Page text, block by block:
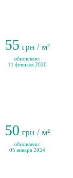
55 грн / м²
обновлено:
11 февраля 2020
50 грн / м²
обновлено:
05 января 2024